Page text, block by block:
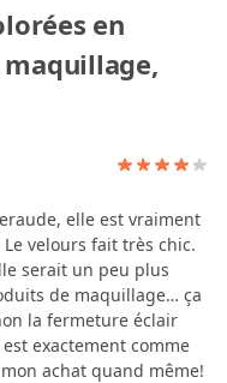
en
elle est vraiment
velours fait très chic.
serait un peu plus
de maquillage… ça
la fermeture éclair
exactement comme
achat quand même!